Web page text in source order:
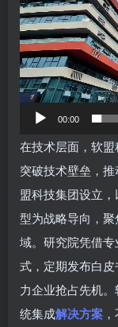
播
放
器
00:00
在技术层面，软
突破技术壁垒，推
盟科技集团设立
型为战略导向，聚
域。研究院凭借
式，定期发布白皮
力企业抢占先机
统集成解决方案